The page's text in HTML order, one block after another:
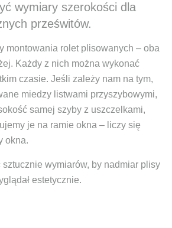
wymiary szerokości dla
prześwitów.
montowania rolet plisowanych – oba
Każdy z nich można wykonać
czasie. Jeśli zależy nam na tym,
miedzy listwami przyszybowymi,
samej szyby z uszczelkami,
je na ramie okna – liczy się
okna.
sztucznie wymiarów, by nadmiar plisy
estetycznie.